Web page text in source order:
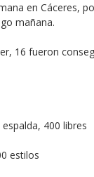
en Cáceres,
mañana.
16 fueron
400 libres
estilos